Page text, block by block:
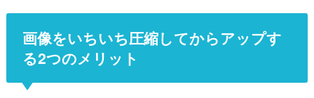
画像をいちいち圧縮してからアップす
る2つのメリット